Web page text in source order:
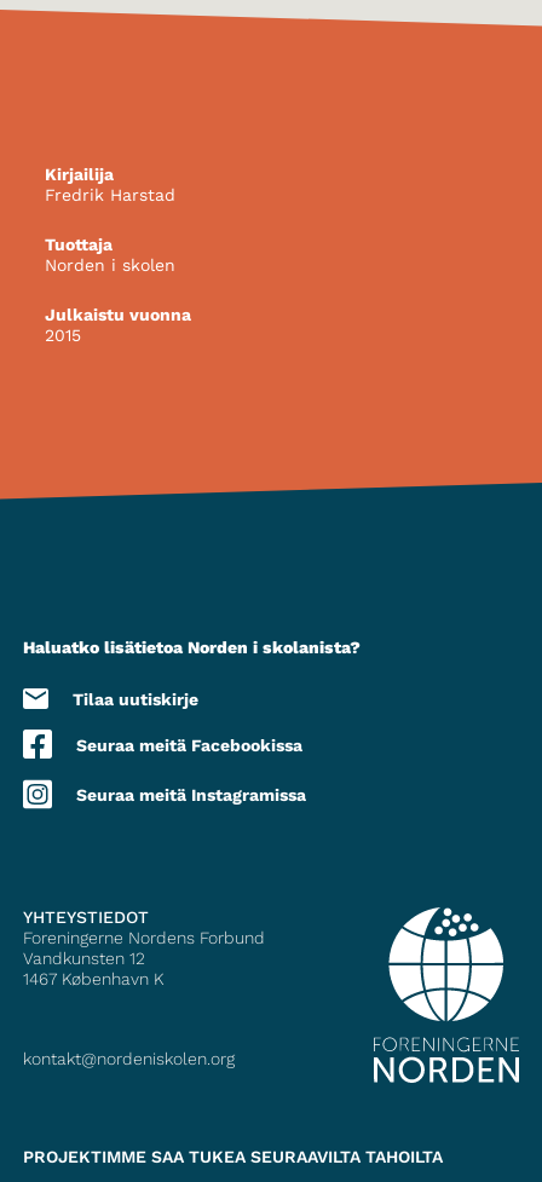
Kirjailija
Fredrik Harstad
Tuottaja
Norden i skolen
Julkaistu vuonna
2015
Haluatko lisätietoa Norden i skolanista?
Tilaa uutiskirje
Seuraa meitä Facebookissa
Seuraa meitä Instagramissa
YHTEYSTIEDOT
Foreningerne Nordens Forbund
Vandkunsten 12
1467 København K
kontakt@nordeniskolen.org
PROJEKTIMME SAA TUKEA SEURAAVILTA TAHOILTA